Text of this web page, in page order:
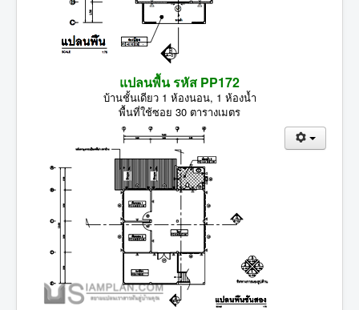
แปลนพื้น รหัส PP172
บ้านชั้นเดียว 1 ห้องนอน, 1 ห้องน้ำ
พื้นที่ใช้ซอย 30 ตารางเมตร